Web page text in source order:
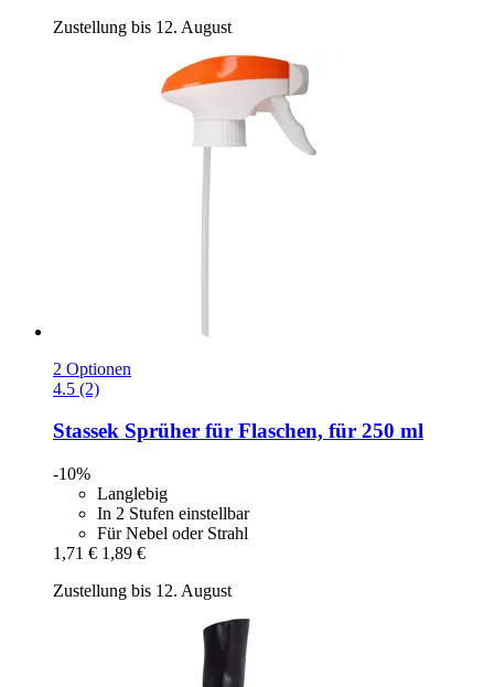
Zustellung bis 12. August
2 Optionen
4.5 (2)
Stassek Sprüher für Flaschen, für 250 ml
-10%
Langlebig
In 2 Stufen einstellbar
Für Nebel oder Strahl
1,71 € 1,89 €
Zustellung bis 12. August